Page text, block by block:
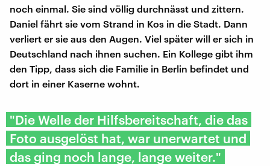
noch einmal. Sie sind völlig durchnässt und zittern.
Daniel fährt sie vom Strand in Kos in die Stadt. Dann
verliert er sie aus den Augen. Viel später will er sich in
Deutschland nach ihnen suchen. Ein Kollege gibt ihm
den Tipp, dass sich die Familie in Berlin befindet und
dort in einer Kaserne wohnt.
"Die Welle der Hilfsbereitschaft, die das
Foto ausgelöst hat, war unerwartet und
das ging noch lange, lange weiter."